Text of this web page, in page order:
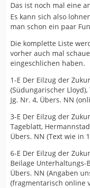
Das ist noch mal eine
Es kann sich also
man schon ein paar
Die komplette Liste
vorher auch mal
eingeschlichen haben.
1-E Der Eilzug der
(Südungarischer Lloyd),
Jg. Nr. 4, Übers. NN
3-E Der Eilzug der
Tageblatt,
Übers. NN (Text wie in
6-E Der Eilzug der
Beilage Unterhaltungs-
Übers. NN (Angaben
(fragmentarisch online